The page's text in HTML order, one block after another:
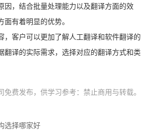
因，结合批量处理能力以及翻译方面的效
有着明显的优势。
，客户可以更加了解人工翻译和软件翻译的
翻译的实际需求，选择对应的翻译方式和类
免费发布，供学习参考：禁止商用与转载。
选择哪家好